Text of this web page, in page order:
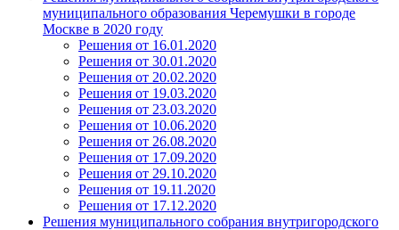
муниципального образования Черемушки в городе
Москве в 2020 году
Решения от 16.01.2020
Решения от 30.01.2020
Решения от 20.02.2020
Решения от 19.03.2020
Решения от 23.03.2020
Решения от 10.06.2020
Решения от 26.08.2020
Решения от 17.09.2020
Решения от 29.10.2020
Решения от 19.11.2020
Решения от 17.12.2020
Решения муниципального собрания внутригородского